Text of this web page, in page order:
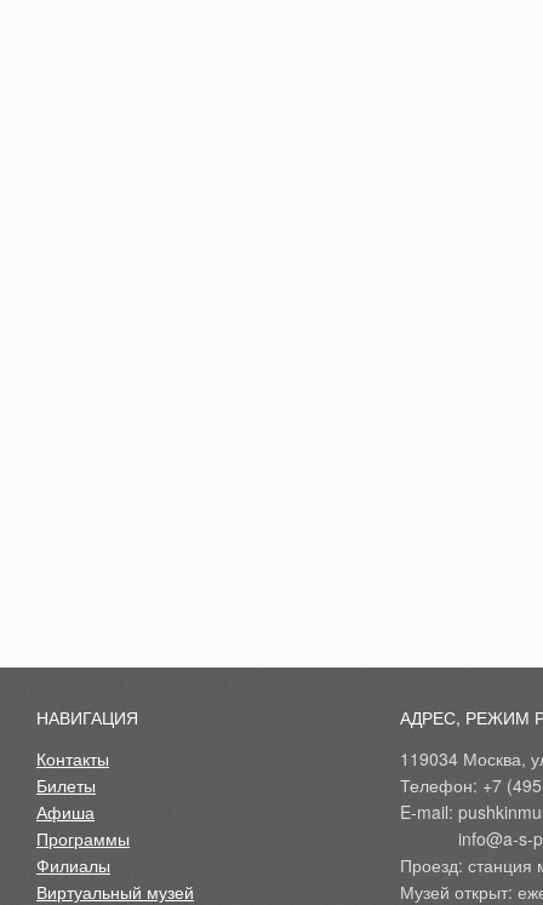
НАВИГАЦИЯ
Контакты
Билеты
Афиша
Программы
Филиалы
Виртуальный музей
АДРЕС, РЕЖИМ
119034 Москва,
Телефон: +7
E-mail:
Проезд: станция
Музей открыт: